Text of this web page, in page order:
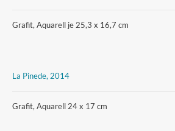
Grafit, Aquarell je 25,3 x 16,7 cm
La Pinede, 2014
Grafit, Aquarell 24 x 17 cm